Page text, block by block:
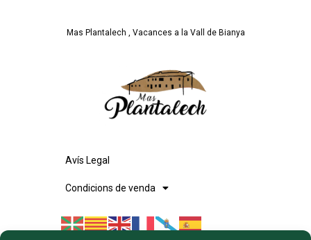
Mas Plantalech , Vacances a la Vall de Bianya
Avís Legal
Condicions de venda